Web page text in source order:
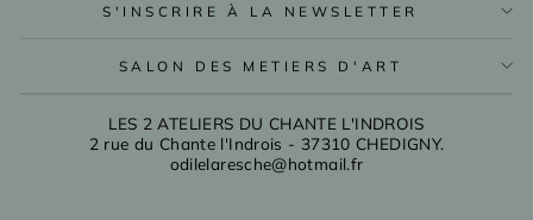
S'INSCRIRE À LA NEWSLETTER
SALON DES METIERS D'ART
LES 2 ATELIERS DU CHANTE L'INDROIS
2 rue du Chante l'Indrois - 37310 CHEDIGNY.
odilelaresche@hotmail.fr